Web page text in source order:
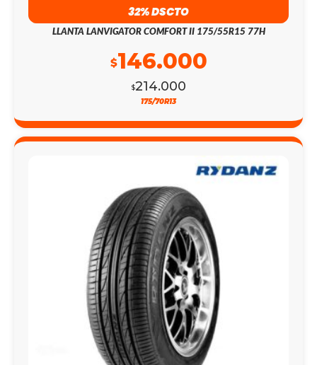
32% DSCTO
LLANTA LANVIGATOR COMFORT II 175/55R15 77H
$214.000
$146.000
175/70R13